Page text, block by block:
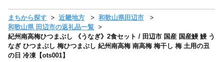
まちから探す 近畿地方
和歌山県田辺市
和歌山県 田辺市の返礼品一覧
紀州南高梅ひつまぶし 《うなぎ》2食セット / 田辺市 国産 国産鰻 鰻 う
なぎ ひつまぶし 梅ひつまぶし 紀州南高梅 南高梅 梅干し 梅 土用の丑
の日 冷凍【ots001】